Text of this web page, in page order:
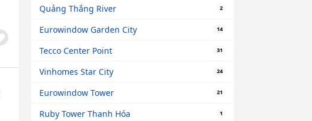
Quảng Thắng River 2
Eurowindow Garden City 14
Tecco Center Point 31
Vinhomes Star City 24
Eurowindow Tower 21
Ruby Tower Thanh Hóa 1